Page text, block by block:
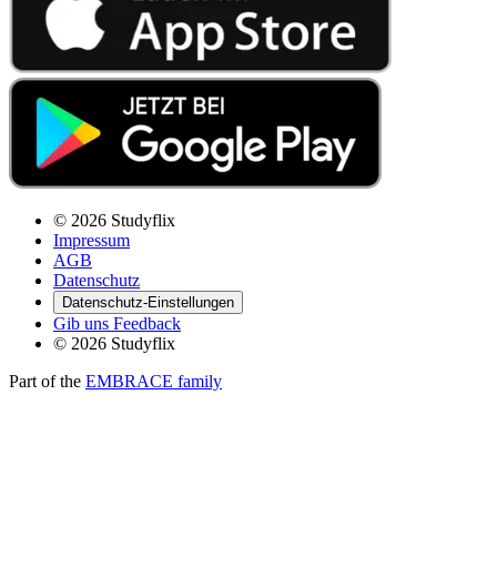
© 2026 Studyflix
Impressum
AGB
Datenschutz
Datenschutz-Einstellungen
Gib uns Feedback
© 2026 Studyflix
Part of the EMBRACE family